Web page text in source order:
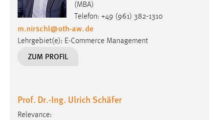
(MBA)
Telefon: +49 (961) 382-1310
m.nirschl@oth-aw.de
Lehrgebiet(e): E-Commerce Management
ZUM PROFIL
Prof. Dr.-Ing. Ulrich Schäfer
Relevance: